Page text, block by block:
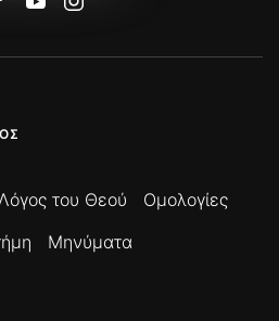
του Θεού
Ομολογίες
Μηνύματα